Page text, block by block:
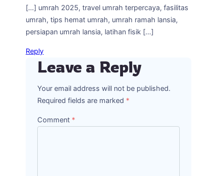
[…] umrah 2025, travel umrah terpercaya, fasilitas
umrah, tips hemat umrah, umrah ramah lansia,
persiapan umrah lansia, latihan fisik […]
Reply
Leave a Reply
Your email address will not be published.
Required fields are marked *
Comment *